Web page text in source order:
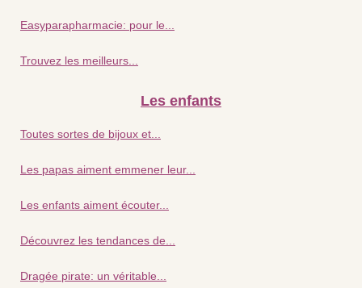
Easyparapharmacie: pour le...
Trouvez les meilleurs...
Les enfants
Toutes sortes de bijoux et...
Les papas aiment emmener leur...
Les enfants aiment écouter...
Découvrez les tendances de...
Dragée pirate: un véritable...